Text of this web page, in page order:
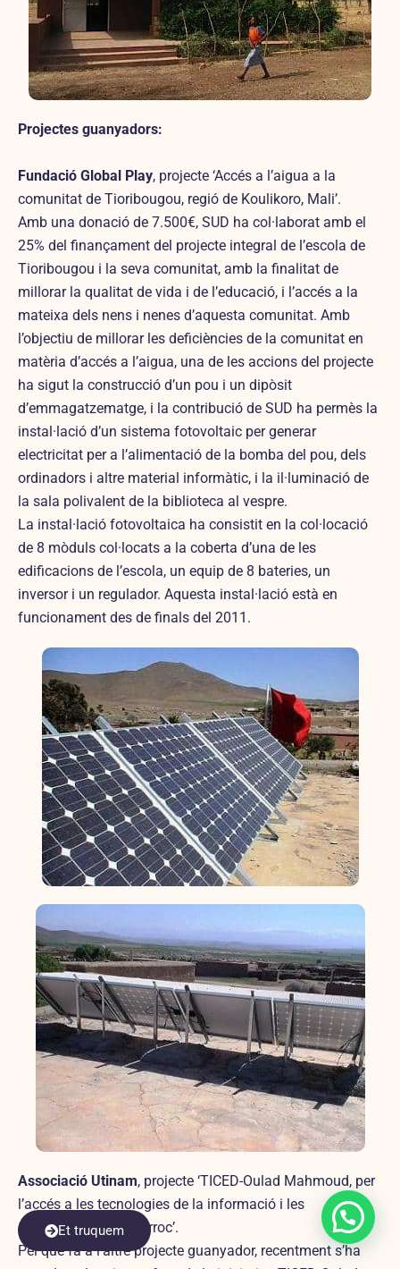
Projectes guanyadors:
Fundació Global Play, projecte ‘Accés a l’aigua a la
comunitat de Tioribougou, regió de Koulikoro, Mali’.
Amb una donació de 7.500€, SUD ha col·laborat amb el
25% del finançament del projecte integral de l’escola de
Tioribougou i la seva comunitat, amb la finalitat de
millorar la qualitat de vida i de l’educació, i l’accés a la
mateixa dels nens i nenes d’aquesta comunitat. Amb
l’objectiu de millorar les deficiències de la comunitat en
matèria d’accés a l’aigua, una de les accions del projecte
ha sigut la construcció d’un pou i un dipòsit
d’emmagatzematge, i la contribució de SUD ha permès la
instal·lació d’un sistema fotovoltaic per generar
electricitat per a l’alimentació de la bomba del pou, dels
ordinadors i altre material informàtic, i la il·luminació de
la sala polivalent de la biblioteca al vespre.
La instal·lació fotovoltaica ha consistit en la col·locació
de 8 mòduls col·locats a la coberta d’una de les
edificacions de l’escola, un equip de 8 bateries, un
inversor i un regulador. Aquesta instal·lació està en
funcionament des de finals del 2011.
Associació Utinam, projecte ‘TICED-Oulad Mahmoud, per
l’accés a les tecnologies de la informació i les
comunicaciones, Marroc’.
Pel que fa a l’altre projecte guanyador, recentment s’ha
Et truquem